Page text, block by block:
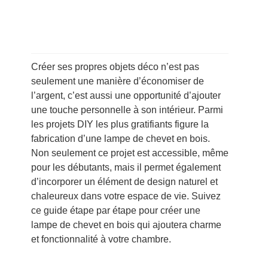
Créer ses propres objets déco n’est pas
seulement une manière d’économiser de
l’argent, c’est aussi une opportunité d’ajouter
une touche personnelle à son intérieur. Parmi
les projets DIY les plus gratifiants figure la
fabrication d’une lampe de chevet en bois.
Non seulement ce projet est accessible, même
pour les débutants, mais il permet également
d’incorporer un élément de design naturel et
chaleureux dans votre espace de vie. Suivez
ce guide étape par étape pour créer une
lampe de chevet en bois qui ajoutera charme
et fonctionnalité à votre chambre.